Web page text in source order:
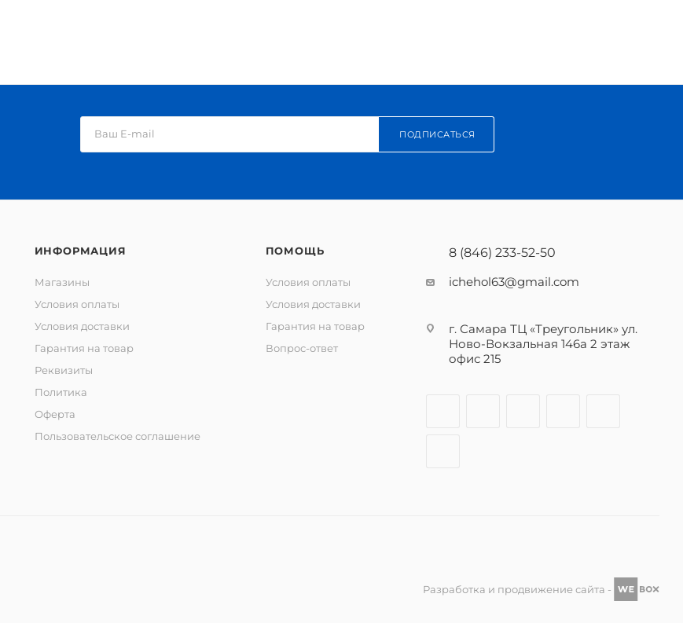
ПОДПИСАТЬСЯ
ИНФОРМАЦИЯ
Магазины
Условия оплаты
Условия доставки
Гарантия на товар
Реквизиты
Политика
Оферта
Пользовательское соглашение
ПОМОЩЬ
Условия оплаты
Условия доставки
Гарантия на товар
Вопрос-ответ
8 (846) 233-52-50
ichehol63@gmail.com
г. Самара ТЦ «Треугольник» ул.
Ново-Вокзальная 146а 2 этаж
офис 215
Разработка и продвижение сайта -